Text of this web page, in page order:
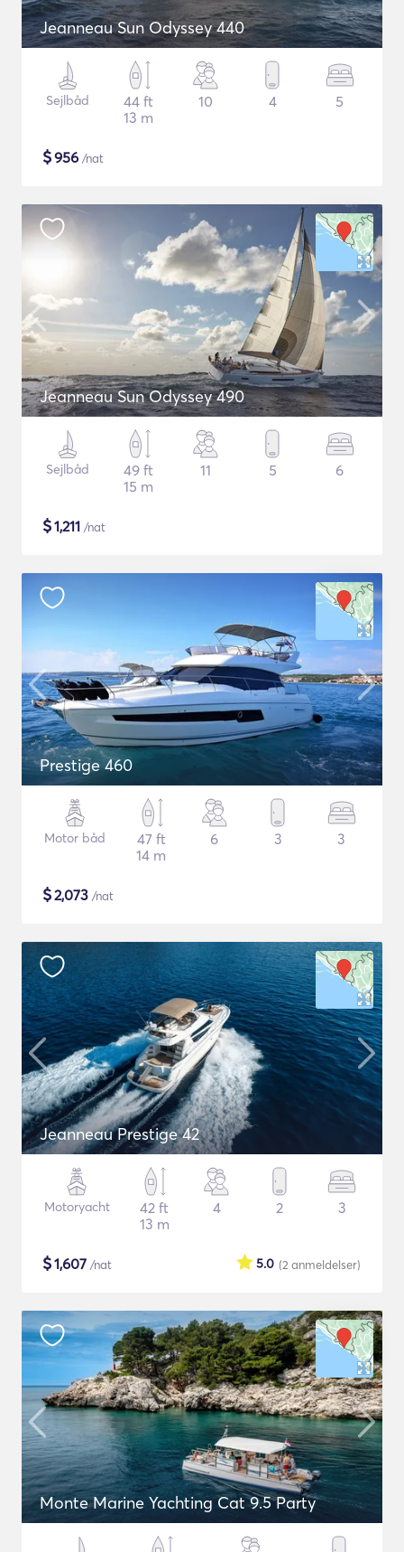
Jeanneau Sun Odyssey 440
Sejlbåd
44 ft
13 m
10 4 5
$956 /nat
Jeanneau Sun Odyssey 490
Sejlbåd
49 ft
15 m
11 5 6
$1,211 /nat
Prestige 460
Motor båd
47 ft
14 m
6 3 3
$2,073 /nat
Jeanneau Prestige 42
Motoryacht
42 ft
13 m
4 2 3
$1,607 /nat (2 anmeldelser)
5.0
Monte Marine Yachting Cat 9.5 Party